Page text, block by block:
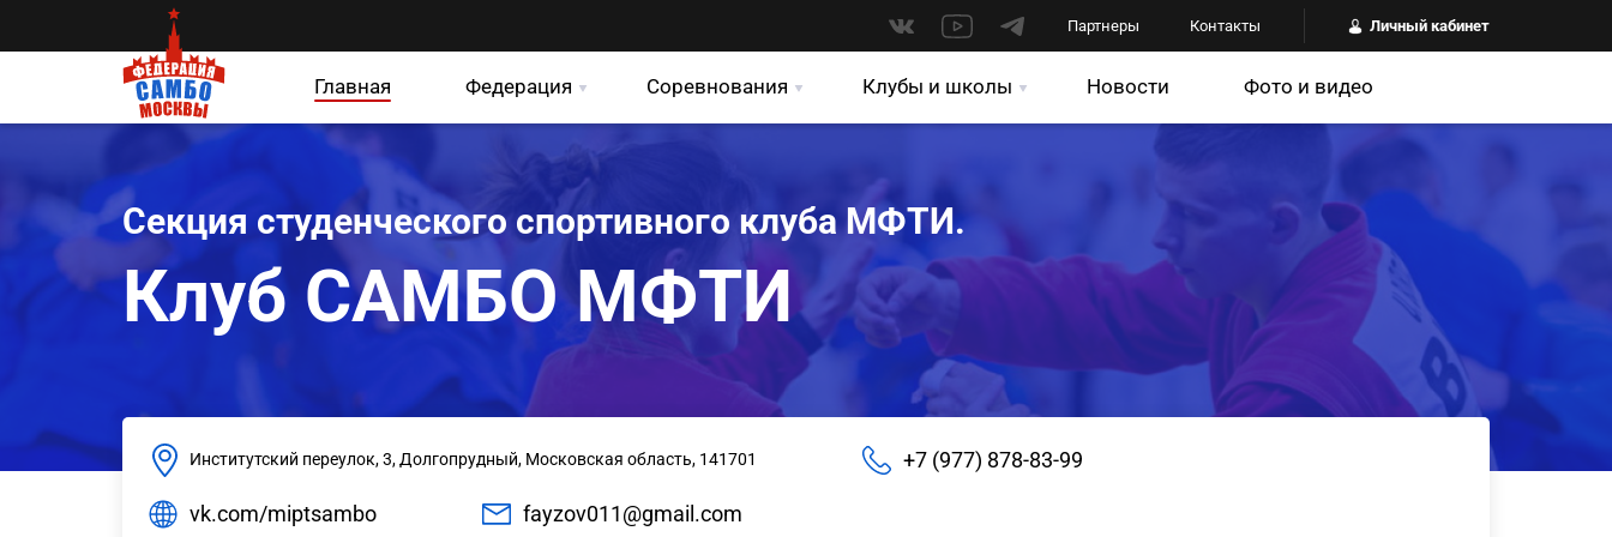
Партнеры Контакты Личный кабинет
Главная Федерация Соревнования Клубы и школы Новости Фото и видео
Секция студенческого спортивного клуба МФТИ.
Клуб САМБО МФТИ
Институтский переулок, 3, Долгопрудный, Московская область, 141701 +7 (977) 878-83-99
vk.com/miptsambo fayzov011@gmail.com